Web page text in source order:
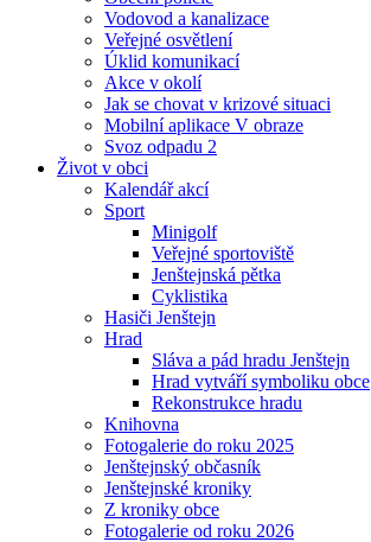
Vodovod a kanalizace
Veřejné osvětlení
Úklid komunikací
Akce v okolí
Jak se chovat v krizové situaci
Mobilní aplikace V obraze
Svoz odpadu 2
Život v obci
Kalendář akcí
Sport
Minigolf
Veřejné sportoviště
Jenštejnská pětka
Cyklistika
Hasiči Jenštejn
Hrad
Sláva a pád hradu Jenštejn
Hrad vytváří symboliku obce
Rekonstrukce hradu
Knihovna
Fotogalerie do roku 2025
Jenštejnský občasník
Jenštejnské kroniky
Z kroniky obce
Fotogalerie od roku 2026